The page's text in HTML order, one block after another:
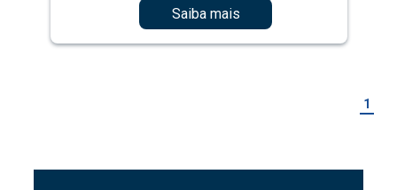
Saiba mais
1